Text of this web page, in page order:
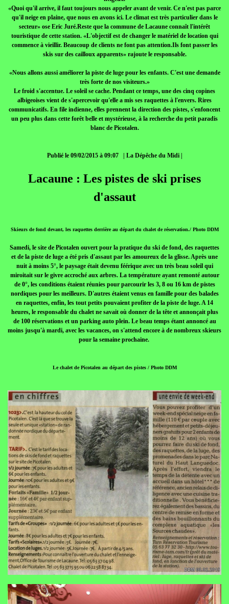
«Quoi qu'il arrive, il faut toujours nous appeler avant de venir. Ce n'est pas parce
qu'il neige en plaine, que nous en avons ici. Le climat est très particulier dans le
secteur» ose Eric Juré.Reste que la commune de Lacaune connaît l'intérêt
touristique de cette station. «L'objectif est de changer le matériel de location qui
commence à vieillir. Beaucoup de clients ne font pas attention.Ils font passer les
skis sur des cailloux apparents» rajoute le responsable.
«Nous allons aussi améliorer la piste de luge pour les enfants. C'est une demande
très forte de nos visiteurs.»
Le froid s'accentue. Le soleil se cache. Pendant ce temps, une des cinq copines
albigeoises vient de s'apercevoir qu'elle a mis ses raquettes à l'envers. Rires
communicatifs. En file indienne, elles prennent la direction des pistes, s'enfoncent
un peu plus dans cette forêt belle et mystérieuse, à la recherche du petit paradis
blanc de Picotalen.
Publié le 09/02/2015 à 09:07 | La Dépêche du Midi |
Lacaune : Les pistes de ski prises
d'assaut
Skieurs de fond devant, les raquettes derrière au départ du chalet de réservation./ Photo DDM
Samedi, le site de Picotalen ouvert pour la pratique du ski de fond, des raquettes
et de la piste de luge a été pris d'assaut par les amoureux de la glisse. Après une
nuit à moins 5°, le paysage était devenu féérique avec un très beau soleil qui
miroitait sur le givre accroché aux arbres. La température ayant remonté autour
de 0°, les conditions étaient réunies pour parcourir les 3, 8 ou 16 km de pistes
nordiques pour les meilleurs. D'autres étaient venus en famille pour des balades
en raquettes, enfin, les tout petits pouvaient profiter de la piste de luge. A 14
heures, le responsable du chalet ne savait où donner de la tête et annonçait plus
de 100 réservations et un parking auto plein. Le beau temps étant annoncé au
moins jusqu'à mardi, avec les vacances, on s'attend encore à de nombreux skieurs
pour la semaine prochaine.
Le chalet de Picotalen au départ des pistes / Photo DDM